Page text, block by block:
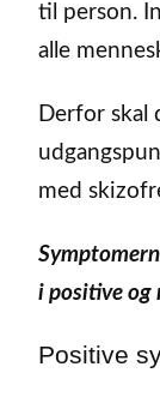
til person.
alle
Derfor skal
med
i positive og
Positive